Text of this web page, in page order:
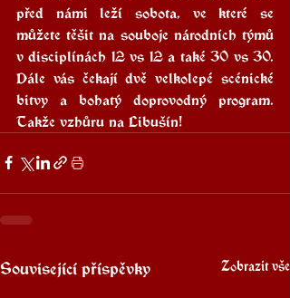
před námi leží sobota, ve které se
můžete těšit na souboje národních týmů
v disciplínách 12 vs 12 a také 30 vs 30.
Dále vás čekají dvě velkolepé scénické
bitvy a bohatý doprovodný program.
Takže vzhůru na Libušín!
Související příspěvky Zobrazit vše